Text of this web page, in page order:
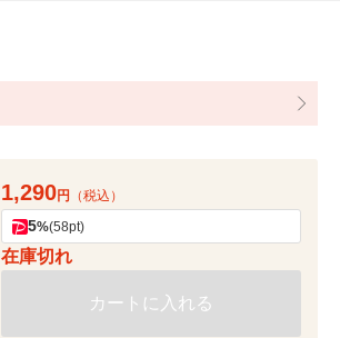
1,290円 （税込）
5%(58pt)
在庫切れ
カートに入れる